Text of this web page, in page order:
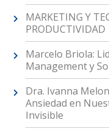
MARKETING Y
PRODUCTIVIDAD
Marcelo Briola:
Management y
Dra. Ivanna
Ansiedad en
Invisible